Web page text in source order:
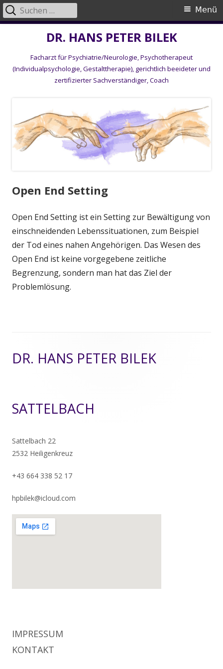
DR. HANS PETER BILEK
Facharzt für Psychiatrie/Neurologie, Psychotherapeut
(Individualpsychologie, Gestalttherapie), gerichtlich beeideter und
zertifizierter Sachverständiger, Coach
Primäres
Menü
Suche
nach:
Open End Setting
Open End Setting ist ein Setting zur Bewältigung von
einschneidenden Lebenssituationen, zum Beispiel
der Tod eines nahen Angehörigen. Das Wesen des
Open End ist keine vorgegebene zeitliche
Begrenzung, sondern man hat das Ziel der
Problemlösung.
Inhalt
DR. HANS PETER BILEK
SATTELBACH
Sattelbach 22
2532 Heiligenkreuz
+43 664 338 52 17
hpbilek@icloud.com
IMPRESSUM
KONTAKT